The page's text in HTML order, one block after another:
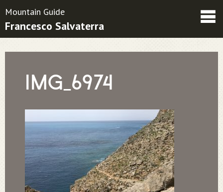
Friends
Mountain Guide
Francesco Salvaterra
IMG_6974